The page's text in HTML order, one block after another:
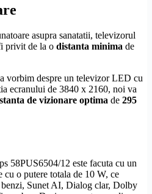
asupra sanatatii, televizorul
privit de la o distanta minima de
vorbim despre un televizor LED cu
ecranului de 3840 x 2160, noi va
de vizionare optima de 295
58PUS6504/12 este facuta cu un
cu o putere totala de 10 W, ce
Sunet AI, Dialog clar, Dolby